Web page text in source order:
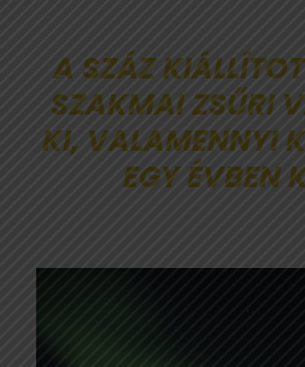
A SZÁZ
SZAKMAI ZSŰRI
KI, VALAMENNYI
EGY ÉVBEN